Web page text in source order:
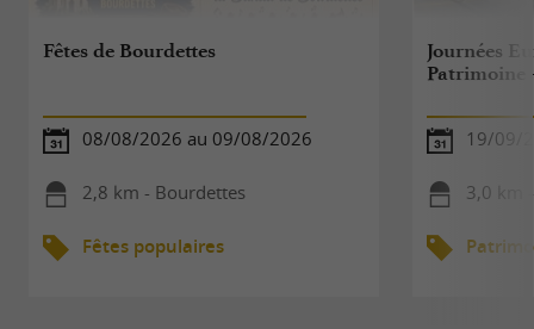
Fêtes de Bourdettes
08/08/2026 au 09/08/2026
2,8 km - Bourdettes
Fêtes populaires
Journées
Patrimoine
19/09/
3,0 km